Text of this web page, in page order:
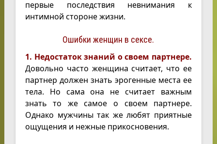
первые последствия невнимания к
интимной стороне жизни.
Ошибки женщин в сексе.
1. Недостаток знаний о своем партнере.
Довольно часто женщина считает, что ее
партнер должен знать эрогенные места ее
тела. Но сама она не считает важным
знать то же самое о своем партнере.
Однако мужчины так же любят приятные
ощущения и нежные прикосновения.